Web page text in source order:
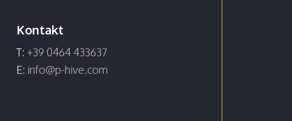
Kontakt
T: +39 0464 433637
E: info@p-hive.com